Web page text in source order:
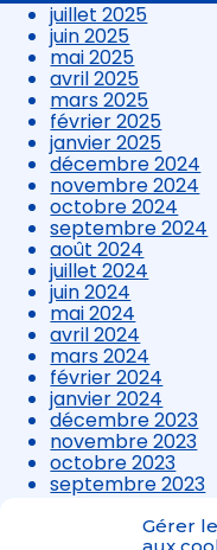
Gérer
juillet 2025
juin 2025
mai 2025
avril 2025
mars 2025
février 2025
janvier 2025
décembre 2024
novembre 2024
octobre 2024
septembre 2024
août 2024
juillet 2024
juin 2024
mai 2024
avril 2024
mars 2024
février 2024
janvier 2024
décembre 2023
novembre 2023
octobre 2023
septembre 2023
août 2023
juillet 2023